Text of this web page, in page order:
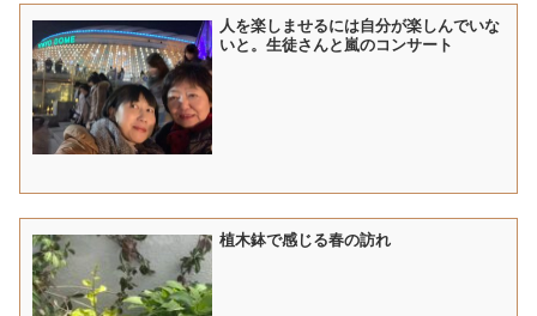
人を楽しませるには自分が楽しんでいな
いと。生徒さんと嵐のコンサート
植木鉢で感じる春の訪れ